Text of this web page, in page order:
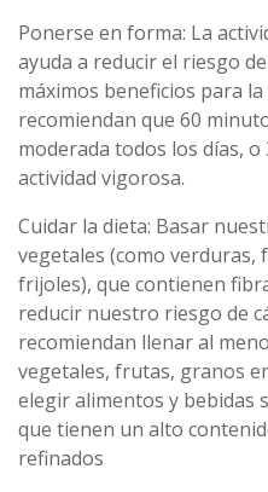
Ponerse en forma: La
ayuda a reducir el riesgo
máximos beneficios para
recomiendan que 60
moderada todos los días,
actividad vigorosa.
Cuidar la dieta: Basar
vegetales (como verduras,
frijoles), que contienen
reducir nuestro riesgo de
recomiendan llenar al
vegetales, frutas, granos
elegir alimentos y bebidas
que tienen un alto
refinados